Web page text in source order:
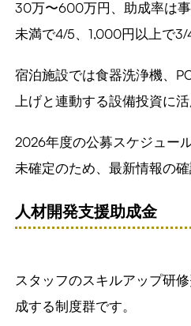
30万〜600万円、助成率は
未満で4/5、1,000円以上で3/
宿泊施設では食器洗浄機、
上げと連動する設備投資に
2026年度の公募スケジュー
未確定のため、最新情報の
人材開発支援助成金
スタッフのスキルアップ研
成する制度群です。